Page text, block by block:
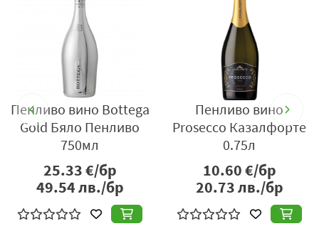
Пенливо вино Bottega
Gold Бяло Пенливо
750мл
25.33€/бр
49.54лв./бр
Пенливо вино
Prosecco Казалфорте
0.75л
10.60€/бр
20.73лв./бр